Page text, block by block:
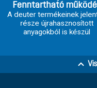
Fenntartható
A deuter termékeinek
része újrahasznosított
anyagokból is készül